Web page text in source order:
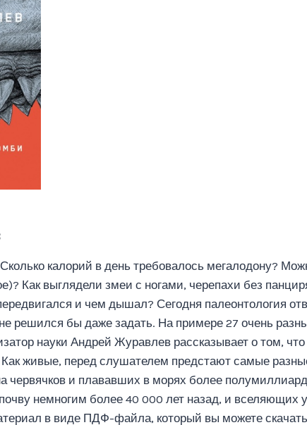
калорий в день требовалось мегалодону?
Как выглядели змеи с ногами, черепахи без
и чем дышал? Сегодня палеонтология
не решился бы даже задать. На примере 27 очень
науки Андрей Журавлев рассказывает о том,
Как живые, перед слушателем предстают самые
червячков и плававших в морях более
немногим более 40 000 лет назад, и вселяющих
в виде ПДФ-файла, который вы можете скачать